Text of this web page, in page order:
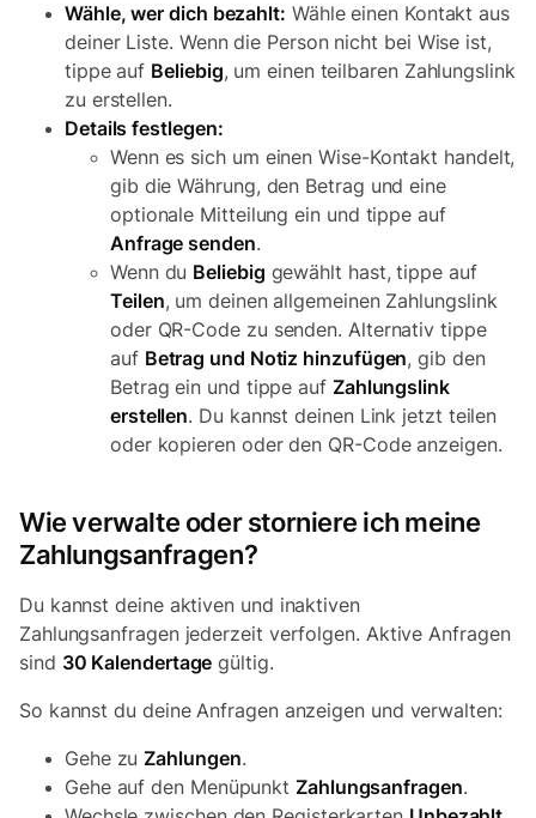
Wähle, wer dich bezahlt: Wähle einen Kontakt aus
deiner Liste. Wenn die Person nicht bei Wise ist,
tippe auf Beliebig, um einen teilbaren Zahlungslink
zu erstellen.
Details festlegen:
Wenn es sich um einen Wise-Kontakt handelt,
gib die Währung, den Betrag und eine
optionale Mitteilung ein und tippe auf
Anfrage senden.
Wenn du Beliebig gewählt hast, tippe auf
Teilen, um deinen allgemeinen Zahlungslink
oder QR-Code zu senden. Alternativ tippe
auf Betrag und Notiz hinzufügen, gib den
Betrag ein und tippe auf Zahlungslink
erstellen. Du kannst deinen Link jetzt teilen
oder kopieren oder den QR-Code anzeigen.
Wie verwalte oder storniere ich meine
Zahlungsanfragen?
Du kannst deine aktiven und inaktiven
Zahlungsanfragen jederzeit verfolgen. Aktive Anfragen
sind 30 Kalendertage gültig.
So kannst du deine Anfragen anzeigen und verwalten:
Gehe zu Zahlungen.
Gehe auf den Menüpunkt Zahlungsanfragen.